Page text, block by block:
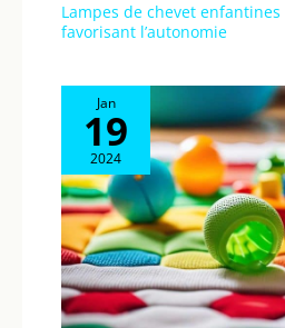
Lampes de chevet
favorisant l’autonomie
Jan
19
2024